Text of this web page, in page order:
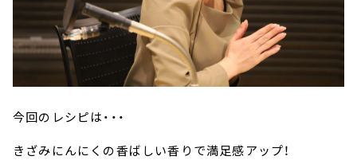
今回のレシピは・・・
きざみにんにくの香ばしい香りで満足感アップ！